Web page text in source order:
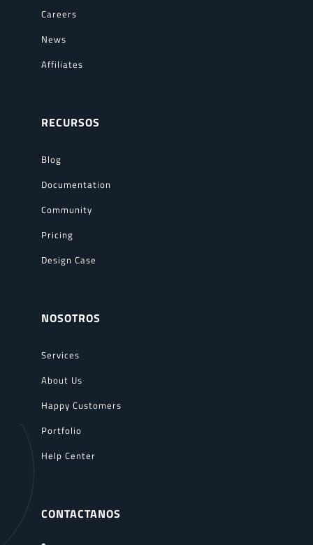
Careers
News
Affiliates
RECURSOS
Blog
Documentation
Community
Pricing
Design Case
NOSOTROS
Services
About Us
Happy Customers
Portfolio
Help Center
CONTACTANOS